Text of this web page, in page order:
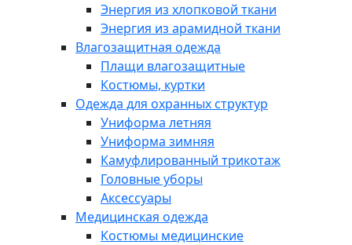
Энергия из хлопковой ткани
Энергия из арамидной ткани
Влагозащитная одежда
Плащи влагозащитные
Костюмы, куртки
Одежда для охранных структур
Униформа летняя
Униформа зимняя
Камуфлированный трикотаж
Головные уборы
Аксессуары
Медицинская одежда
Костюмы медицинские